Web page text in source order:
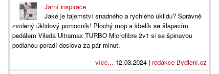
Jarní inspirace
Jaké je tajemství snadného a rychlého úklidu? Správně
zvolený úklidový pomocník! Plochý mop a kbelík se šlapacím
pedálem Vileda Ultramax TURBO Microfibre 2v1 si se špinavou
podlahou poradí doslova za pár minut.
více... 12.03.2024 | redakce Bydlení.cz